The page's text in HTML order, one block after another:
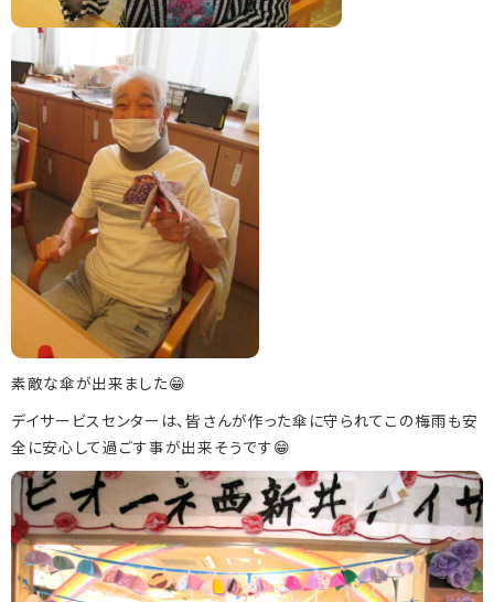
素敵な傘が出来ました😁
デイサービスセンターは、皆さんが作った傘に守られてこの梅雨も安
全に安心して過ごす事が出来そうです😁